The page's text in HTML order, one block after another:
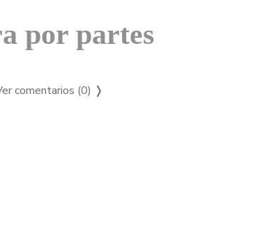
por partes
comentarios (0) ❭